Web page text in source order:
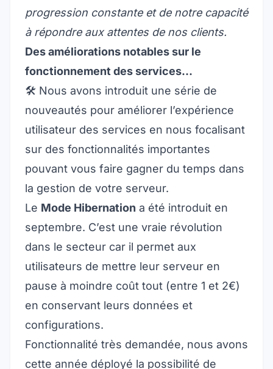
progression constante et de notre capacité
à répondre aux attentes de nos clients.
Des améliorations notables sur le
fonctionnement des services…
🛠️ Nous avons introduit une série de
nouveautés pour améliorer l’expérience
utilisateur des services en nous focalisant
sur des fonctionnalités importantes
pouvant vous faire gagner du temps dans
la gestion de votre serveur.
Le Mode Hibernation a été introduit en
septembre. C’est une vraie révolution
dans le secteur car il permet aux
utilisateurs de mettre leur serveur en
pause à moindre coût tout (entre 1 et 2€)
en conservant leurs données et
configurations.
Fonctionnalité très demandée, nous avons
cette année déployé la possibilité de